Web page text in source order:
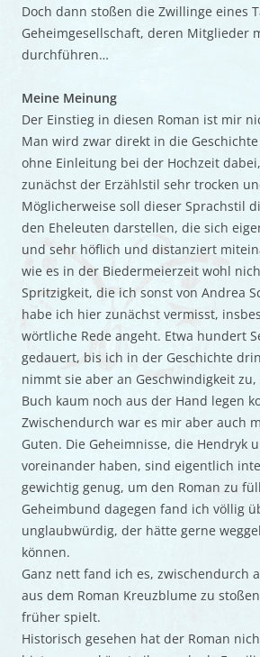
Doch dann stoßen die Zwillinge eines
Geheimgesellschaft, deren Mitglieder
durchführen…
Meine Meinung
Der Einstieg in diesen Roman ist mir
Man wird zwar direkt in die
ohne Einleitung bei der Hochzeit
zunächst der Erzählstil sehr trocken
Möglicherweise soll dieser Sprachstil
den Eheleuten darstellen, die sich
und sehr höflich und distanziert
wie es in der Biedermeierzeit wohl
Spritzigkeit, die ich sonst von Andrea
habe ich hier zunächst vermisst,
wörtliche Rede angeht. Etwa hundert
gedauert, bis ich in der Geschichte
nimmt sie aber an Geschwindigkeit zu,
Buch kaum noch aus der Hand legen
Zwischendurch war es mir aber auch
Guten. Die Geheimnisse, die Hendryk
voreinander haben, sind eigentlich
gewichtig genug, um den Roman zu
Geheimbund dagegen fand ich völlig
unglaubwürdig, der hätte gerne
können.
Ganz nett fand ich es, zwischendurch
aus dem Roman Kreuzblume zu
früher spielt.
Historisch gesehen hat der Roman